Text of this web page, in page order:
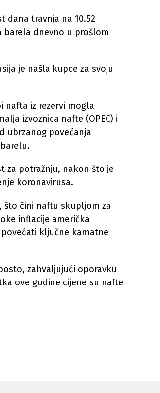
dana travnja na 10.52
barela dnevno u prošlom
je našla kupce za svoju
nafta iz rezervi mogla
izvoznica nafte (OPEC) i
ubrzanog povećanja
za potražnju, nakon što je
koronavirusa.
što čini naftu skupljom za
inflacije američka
ključne kamatne
zahvaljujući oporavku
ove godine cijene su nafte